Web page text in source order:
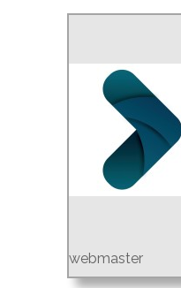
webmaster